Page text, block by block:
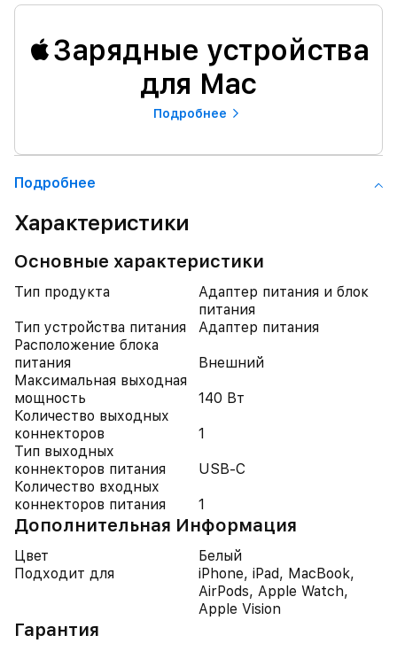
Зарядные устройства
для Mac
Подробнее
Подробнее
Характеристики
Основные характеристики
Тип продукта
Адаптер питания и блок
питания
Тип устройства питания
Адаптер питания
Расположение блока
питания
Внешний
Максимальная выходная
мощность
140 Вт
Количество выходных
коннекторов
1
Тип выходных
коннекторов питания
USB-C
Количество входных
коннекторов питания
1
Дополнительная Информация
Цвет
Белый
Подходит для
iPhone, iPad, MacBook,
AirPods, Apple Watch,
Apple Vision
Гарантия